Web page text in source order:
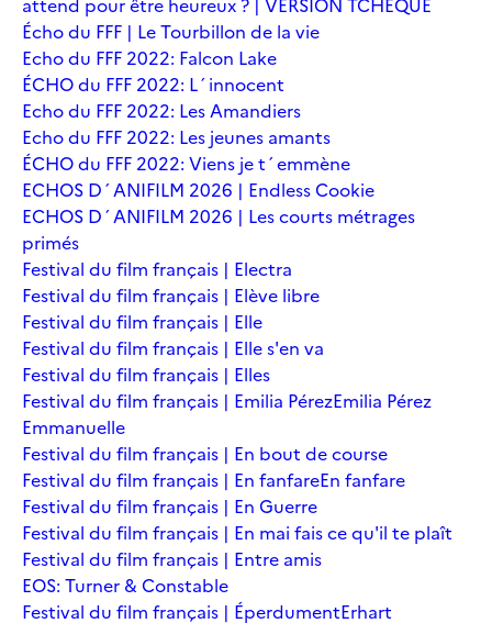
Écho du FFF | Le Tourbillon de la vie
Echo du FFF 2022: Falcon Lake
ÉCHO du FFF 2022: L´innocent
Echo du FFF 2022: Les Amandiers
Echo du FFF 2022: Les jeunes amants
ÉCHO du FFF 2022: Viens je t´emmène
ECHOS D´ANIFILM 2026 | Endless Cookie
ECHOS D´ANIFILM 2026 | Les courts métrages
primés
Festival du film français | Electra
Festival du film français | Elève libre
Festival du film français | Elle
Festival du film français | Elle s'en va
Festival du film français | Elles
Festival du film français | Emilia PérezEmilia Pérez
Emmanuelle
Festival du film français | En bout de course
Festival du film français | En fanfareEn fanfare
Festival du film français | En Guerre
Festival du film français | En mai fais ce qu'il te plaît
Festival du film français | Entre amis
EOS: Turner & Constable
Festival du film français | ÉperdumentErhart